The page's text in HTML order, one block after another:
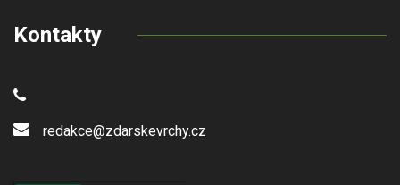
Kontakty
redakce@zdarskevrchy.cz